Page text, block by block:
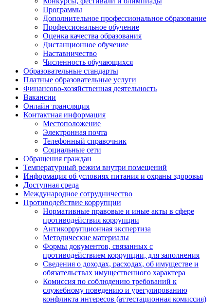
Программы
Дополнительное профессиональное образование
Профессиональное обучение
Оценка качества образования
Дистанционное обучение
Наставничество
Численность обучающихся
Образовательные стандарты
Платные образовательные услуги
Финансово-хозяйственная деятельность
Вакансии
Онлайн трансляция
Контактная информация
Местоположение
Электронная почта
Телефонный справочник
Социальные сети
Обращения граждан
Температурный режим внутри помещений
Информация об условиях питания и охраны здоровья
Доступная среда
Международное сотрудничество
Противодействие коррупции
Нормативные правовые и иные акты в сфере
противодействия коррупции
Антикоррупционная экспертиза
Методические материалы
Формы документов, связанных с
противодействием коррупции, для заполнения
Сведения о доходах, расходах, об имуществе и
обязательствах имущественного характера
Комиссия по соблюдению требований к
служебному поведению и урегулированию
конфликта интересов (аттестационная комиссия)